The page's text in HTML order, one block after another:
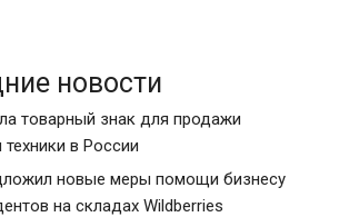
новости
товарный знак для продажи
в России
новые меры помощи бизнесу
на складах Wildberries